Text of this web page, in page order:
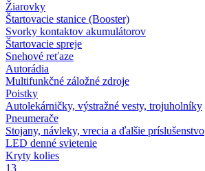
Žiarovky
Štartovacie stanice (Booster)
Svorky kontaktov akumulátorov
Štartovacie spreje
Snehové reťaze
Autorádia
Multifunkčné záložné zdroje
Poistky
Autolekárničky, výstražné vesty, trojuholníky
Pneumerače
Stojany, návleky, vrecia a ďalšie príslušenstvo
LED denné svietenie
Kryty kolies
13